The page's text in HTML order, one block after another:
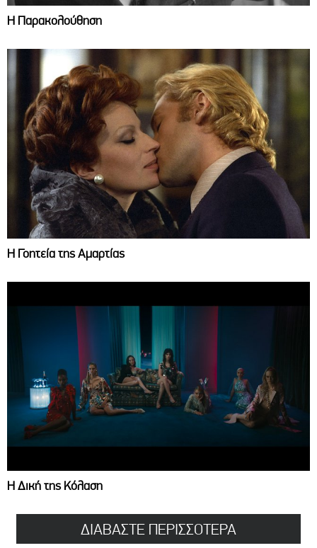
Η Παρακολούθηση
Η Γοητεία της Αμαρτίας
Η Δική της Κόλαση
ΔΙΑΒΑΣΤΕ ΠΕΡΙΣΣΟΤΕΡΑ